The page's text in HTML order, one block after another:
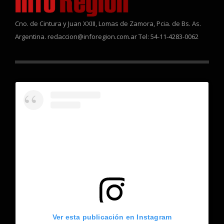
Cno. de Cintura y Juan XXIII, Lomas de Zamora, Pcia. de Bs. As.
Argentina. redaccion@inforegion.com.ar Tel: 54-11-4283-0062
Ver esta publicación en Instagram